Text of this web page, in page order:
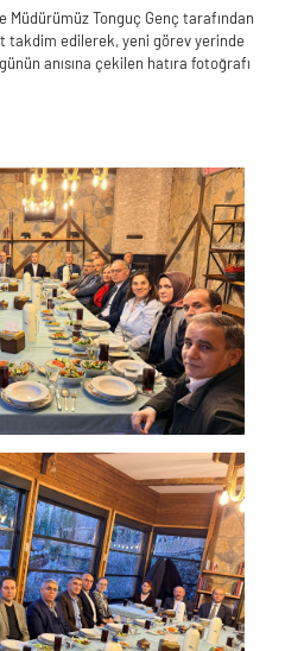
Müdürümüz Tonguç Genç tarafından
takdim edilerek, yeni görev yerinde
anısına çekilen hatıra fotoğrafı